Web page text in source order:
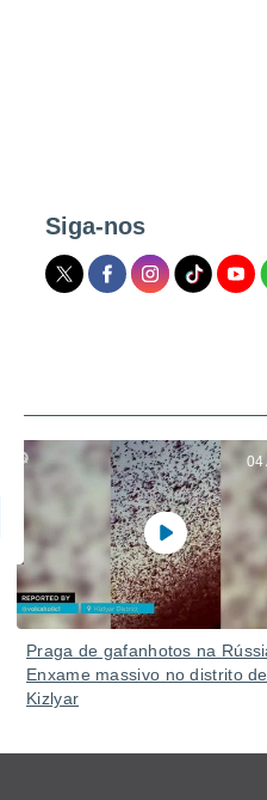
Siga-nos
04
Praga de gafanhotos na
Enxame massivo no distrito de
Kizlyar